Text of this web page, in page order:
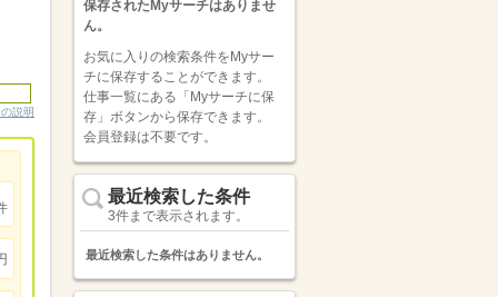
説明
保存されたMyサーチはありませ
ん。
お気に入りの検索条件をMyサー
チに保存することができます。
仕事一覧にある「Myサーチに保
存」ボタンから保存できます。
会員登録は不要です。
最近検索した条件
3件まで表示されます。
最近検索した条件はありません。